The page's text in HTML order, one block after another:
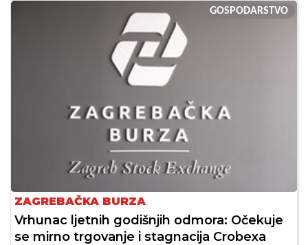
GOSPODARSTVO
ZAGREBAČKA BURZA
Vrhunac ljetnih godišnjih odmora: Očekuje
se mirno trgovanje i stagnacija Crobexa